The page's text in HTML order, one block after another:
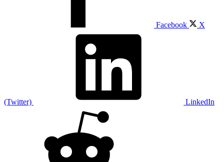
Facebook X
(Twitter) LinkedIn